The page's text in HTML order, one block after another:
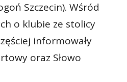
Szczecin). Wśród
o klubie ze stolicy
informowały
oraz Słowo